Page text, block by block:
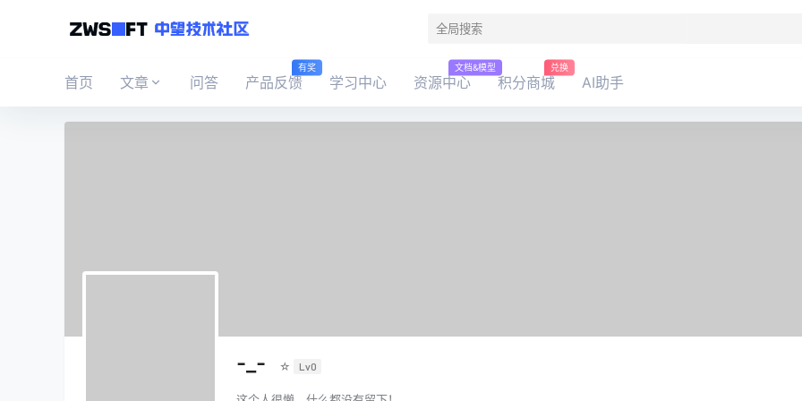
首页 文章 问答 产品反馈
有奖
学习中心 资源中心
文档&模型
积分商城
兑换
AI助手
-_- ☆ Lv0